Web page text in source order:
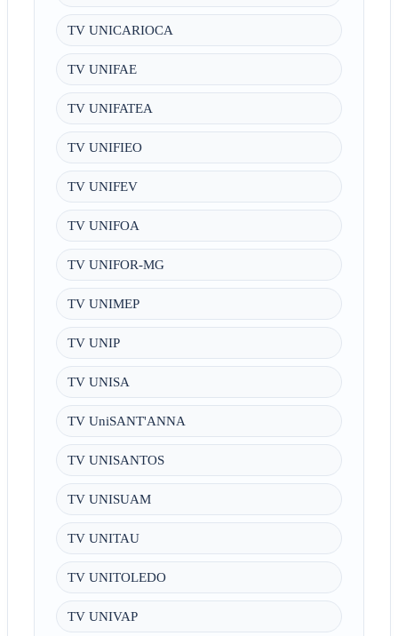
TV UNICARIOCA
TV UNIFAE
TV UNIFATEA
TV UNIFIEO
TV UNIFEV
TV UNIFOA
TV UNIFOR-MG
TV UNIMEP
TV UNIP
TV UNISA
TV UniSANT'ANNA
TV UNISANTOS
TV UNISUAM
TV UNITAU
TV UNITOLEDO
TV UNIVAP